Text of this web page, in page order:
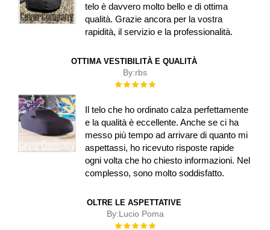
telo è davvero molto bello e di ottima
qualità. Grazie ancora per la vostra
rapidità, il servizio e la professionalità.
OTTIMA VESTIBILITÀ E QUALITÀ
By:rbs
Rating:
Il telo che ho ordinato calza perfettamente
e la qualità è eccellente. Anche se ci ha
messo più tempo ad arrivare di quanto mi
aspettassi, ho ricevuto risposte rapide
ogni volta che ho chiesto informazioni. Nel
complesso, sono molto soddisfatto.
OLTRE LE ASPETTATIVE
By:Lucio Poma
Rating: